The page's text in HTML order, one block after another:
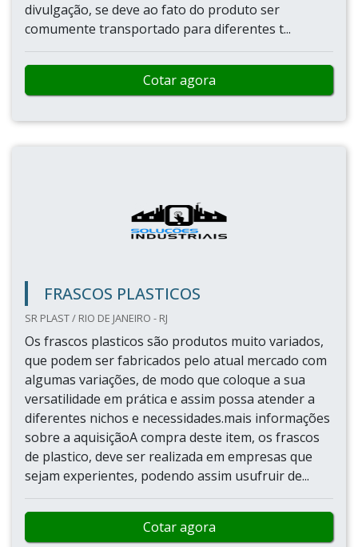
divulgação, se deve ao fato do produto ser
comumente transportado para diferentes t...
Cotar agora
FRASCOS PLASTICOS
SR PLAST / RIO DE JANEIRO - RJ
Os frascos plasticos são produtos muito variados,
que podem ser fabricados pelo atual mercado com
algumas variações, de modo que coloque a sua
versatilidade em prática e assim possa atender a
diferentes nichos e necessidades.mais informações
sobre a aquisiçãoA compra deste item, os frascos
de plastico, deve ser realizada em empresas que
sejam experientes, podendo assim usufruir de...
Cotar agora